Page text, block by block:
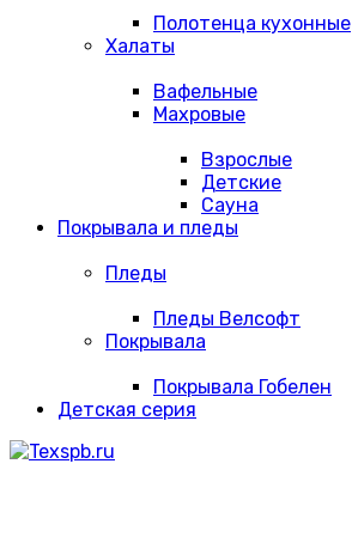
Полотенца кухонные
Халаты
Вафельные
Махровые
Взрослые
Детские
Сауна
Покрывала и пледы
Пледы
Пледы Велсофт
Покрывала
Покрывала Гобелен
Детская серия